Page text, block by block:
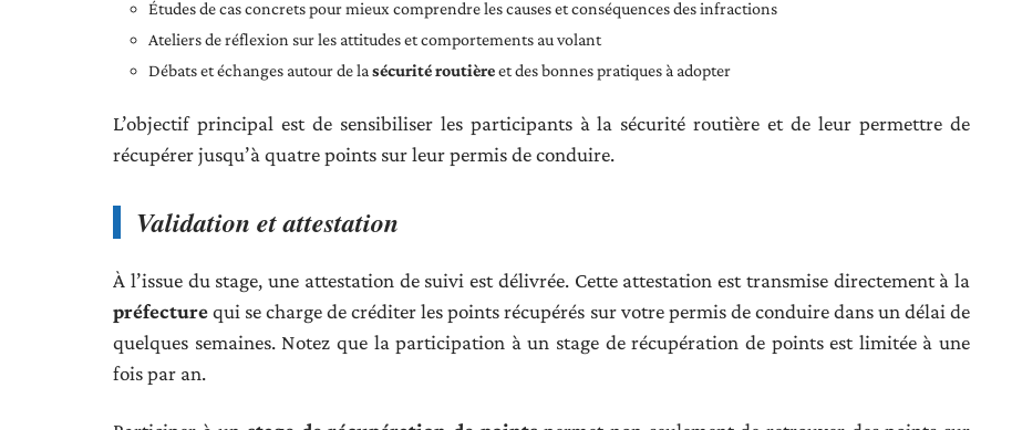
Études de cas concrets pour mieux comprendre les causes et conséquences des infractions
Ateliers de réflexion sur les attitudes et comportements au volant
Débats et échanges autour de la sécurité routièreet des bonnes pratiques à adopter
L’objectif principal est de sensibiliser les participants à la sécurité routière et de leur permettre de
récupérer jusqu’à quatre points sur leur permis de conduire.
Validation et attestation
À l’issue du stage, une attestation de suivi est délivrée. Cette attestation est transmise directement à la
préfecturequi se charge de créditer les points récupérés sur votre permis de conduire dans un délai de
quelques semaines. Notez que la participation à un stage de récupération de points est limitée à une
fois par an.